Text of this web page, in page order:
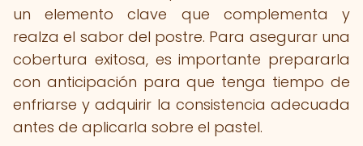
un elemento clave que complementa y
realza el sabor del postre. Para asegurar una
cobertura exitosa, es importante prepararla
con anticipación para que tenga tiempo de
enfriarse y adquirir la consistencia adecuada
antes de aplicarla sobre el pastel.